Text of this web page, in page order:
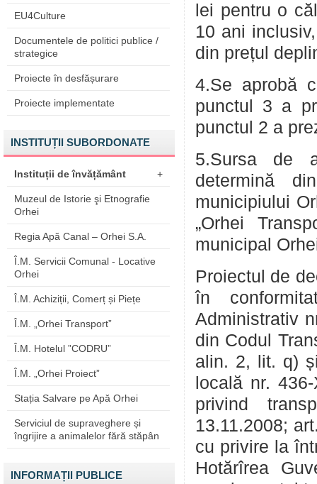
EU4Culture
Documentele de politici publice /
strategice
Proiecte în desfășurare
Proiecte implementate
INSTITUȚII SUBORDONATE
Instituții de învățământ +
Muzeul de Istorie şi Etnografie
Orhei
Regia Apă Canal – Orhei S.A.
Î.M. Servicii Comunal - Locative
Orhei
Î.M. Achiziții, Comerț și Piețe
Î.M. „Orhei Transport”
Î.M. Hotelul ”CODRU”
Î.M. „Orhei Proiect”
Stația Salvare pe Apă Orhei
Serviciul de supraveghere și
îngrijire a animalelor fără stăpân
INFORMAȚII PUBLICE
lei pentru o
10 ani
din prețul
4.Se aprobă
punctul 3 a
punctul 2 a
5.Sursa de
determină
municipiului
„Orhei
municipal
Proiectul de
în
Administrativ
din Codul
alin. 2, lit. q)
locală nr.
privind
13.11.2008;
cu privire la
Hotărîrea